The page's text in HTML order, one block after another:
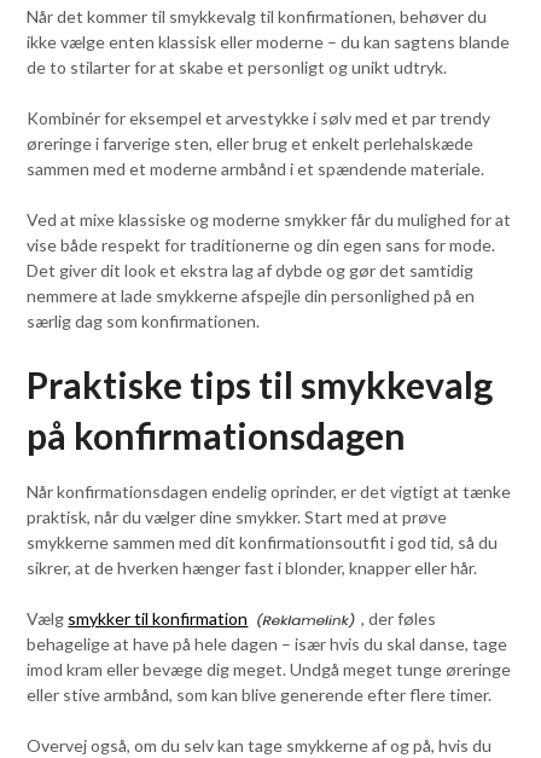
Når det kommer til smykkevalg til konfirmationen, behøver du
ikke vælge enten klassisk eller moderne – du kan sagtens blande
de to stilarter for at skabe et personligt og unikt udtryk.
Kombinér for eksempel et arvestykke i sølv med et par trendy
øreringe i farverige sten, eller brug et enkelt perlehalskæde
sammen med et moderne armbånd i et spændende materiale.
Ved at mixe klassiske og moderne smykker får du mulighed for at
vise både respekt for traditionerne og din egen sans for mode.
Det giver dit look et ekstra lag af dybde og gør det samtidig
nemmere at lade smykkerne afspejle din personlighed på en
særlig dag som konfirmationen.
Praktiske tips til smykkevalg
på konfirmationsdagen
Når konfirmationsdagen endelig oprinder, er det vigtigt at tænke
praktisk, når du vælger dine smykker. Start med at prøve
smykkerne sammen med dit konfirmationsoutfit i god tid, så du
sikrer, at de hverken hænger fast i blonder, knapper eller hår.
Vælg smykker til konfirmation
, der føles
behagelige at have på hele dagen – især hvis du skal danse, tage
imod kram eller bevæge dig meget. Undgå meget tunge øreringe
eller stive armbånd, som kan blive generende efter flere timer.
Overvej også, om du selv kan tage smykkerne af og på, hvis du